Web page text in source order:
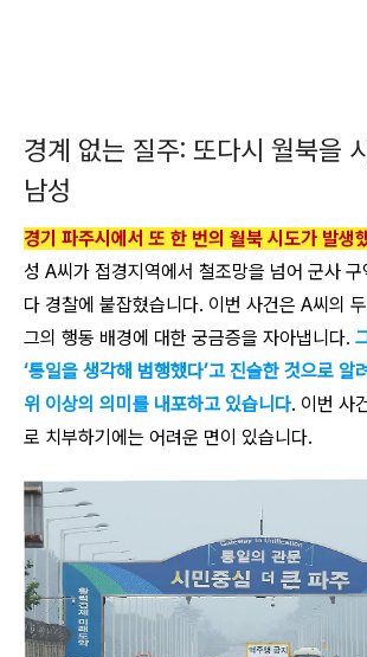
경계 없는 질주: 또다시 월북을
남성
경기 파주시에서 또 한 번의 월북 시도가 발생
성 A씨가 접경지역에서 철조망을 넘어 군사
다 경찰에 붙잡혔습니다. 이번 사건은 A씨의
그의 행동 배경에 대한 궁금증을 자아냅니다.
‘통일을 생각해 범행했다’고 진술한 것으로 알
위 이상의 의미를 내포하고 있습니다. 이번 사
로 치부하기에는 어려운 면이 있습니다.